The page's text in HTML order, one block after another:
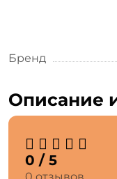
Бренд
Описание
0 / 5